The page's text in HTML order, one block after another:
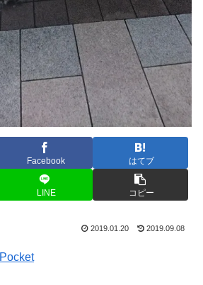
Facebook はてブ
LINE コピー
2019.01.20 2019.09.08
Pocket